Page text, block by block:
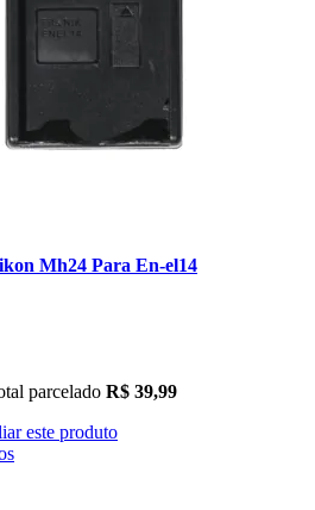
Mh24 Para En-el14
parcelado R$ 39,99
este produto